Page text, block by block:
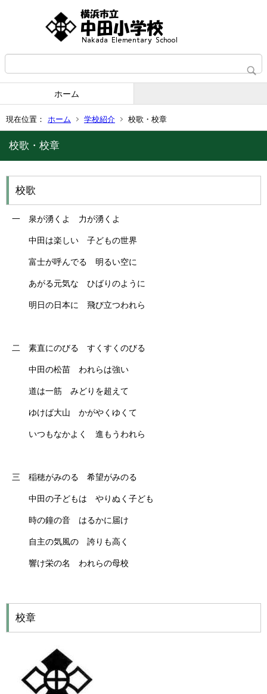
ホーム
現在位置： ホーム 学校紹介 校歌・校章
校歌・校章
校歌
一 泉が湧くよ 力が湧くよ
中田は楽しい 子どもの世界
富士が呼んでる 明るい空に
あがる元気な ひばりのように
明日の日本に 飛び立つわれら
二 素直にのびる すくすくのびる
中田の松苗 われらは強い
道は一筋 みどりを超えて
ゆけば大山 かがやくゆくて
いつもなかよく 進もうわれら
三 稲穂がみのる 希望がみのる
中田の子どもは やりぬく子ども
時の鐘の音 はるかに届け
自主の気風の 誇りも高く
響け栄の名 われらの母校
校章